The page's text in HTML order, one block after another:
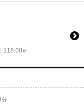
118.00㎡
分